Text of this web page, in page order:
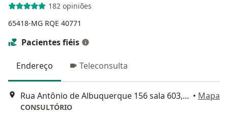
182 opiniões
65418-MG RQE 40771
Pacientes fiéis
Endereço Teleconsulta
Rua Antônio de Albuquerque 156 sala 603, Belo Horizonte • Mapa
CONSULTÓRIO